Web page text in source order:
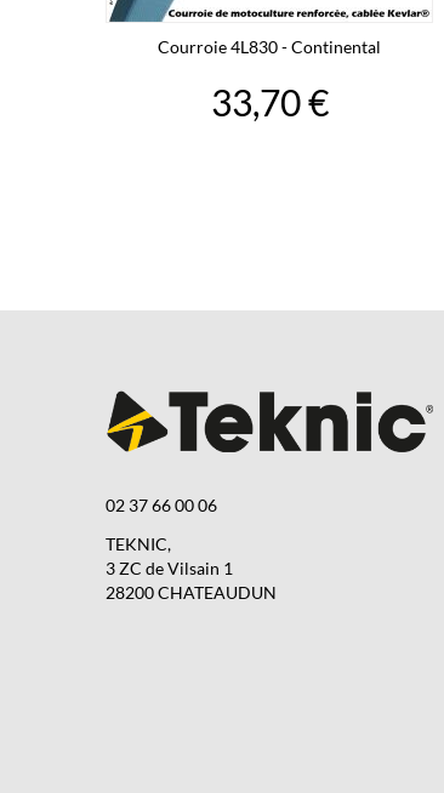
Courroie 4L830 - Continental
33,70 €
02 37 66 00 06
TEKNIC,
3 ZC de Vilsain 1
28200 CHATEAUDUN